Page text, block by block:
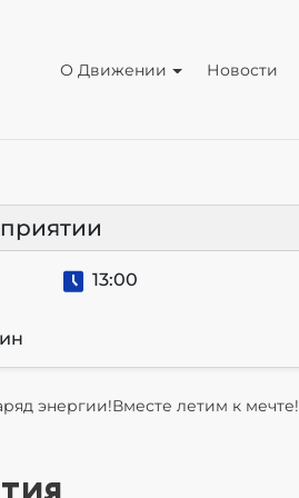
О Движении Новости
13:00
энергии!Вместе летим к мечте!